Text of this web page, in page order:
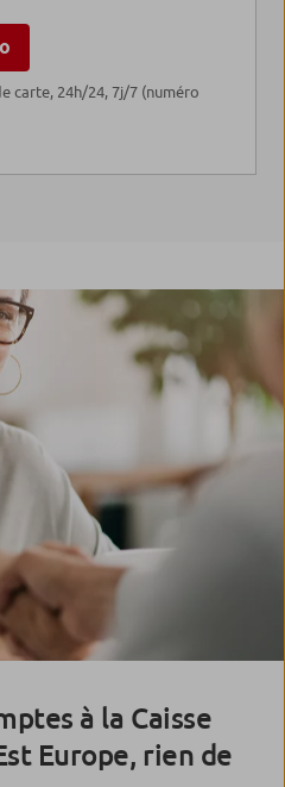
carte, 24h/24, 7j/7 (numéro
à la Caisse
Europe, rien de